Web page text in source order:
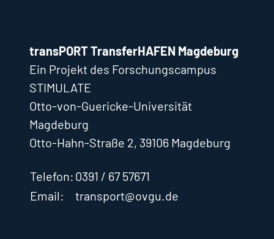
transPORT TransferHAFEN Magdeburg
Ein Projekt des Forschungscampus
STIMULATE
Otto-von-Guericke-Universität
Magdeburg
Otto-Hahn-Straße 2, 39106 Magdeburg
Telefon: 0391 / 67 57671
Email:
transport@ovgu.de